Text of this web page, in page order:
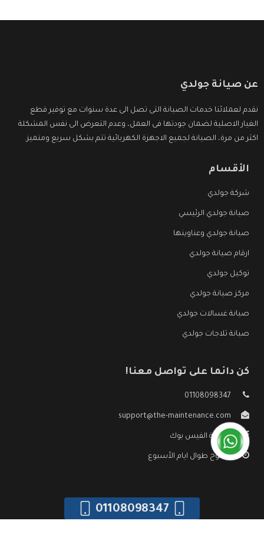
عن صيانة جولدي
نقدم لعملائنا خدمات الصيانة التى تصل الى عدة سنوات مع توفير قطع
الغيار الاصلية لضمان جودتها فى العمل، وعدم التعرض الى نفس المشكلة
اكثر من مرة، الصيانة لجميع الاجهزة الكهربائية تتم بشكل سريع ومتميز.
الأقسام
شركة جولدي
صيانة جولدي الرئيسي
صيانة جولدي وعناوينها
ارقام صيانة جولدي
توكيل جولدي
مركز صيانة جولدي
صيانة غسالات جولدي
صيانة ثلاجات جولدي
كن دائما على تواصل معنا!
01108098347
support@the-maintenance.com
صفحة الفيس بوك
مفتوح طوال ايام الأسبوع
01108098347